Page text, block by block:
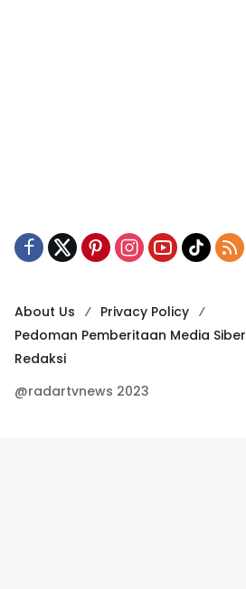
About Us
Privacy Policy
Pedoman Pemberitaan Media Siber
Redaksi
@radartvnews 2023